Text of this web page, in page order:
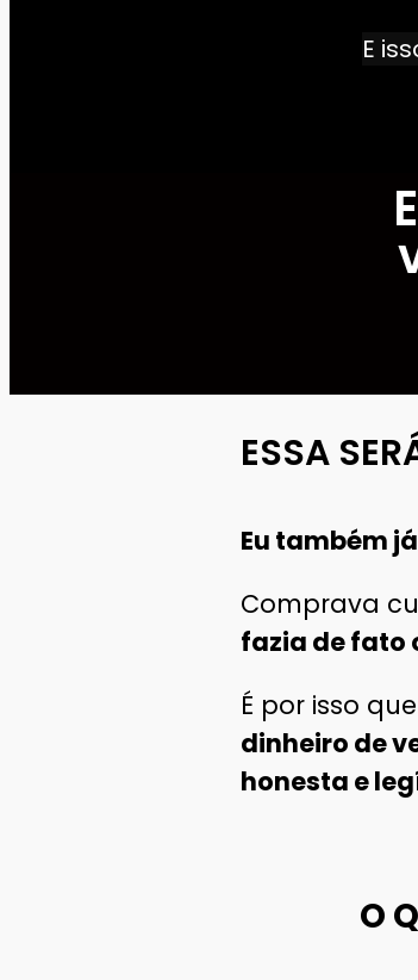
E
ESSA
Eu também
Comprava
fazia de fato
É por isso
dinheiro de
honesta e
O